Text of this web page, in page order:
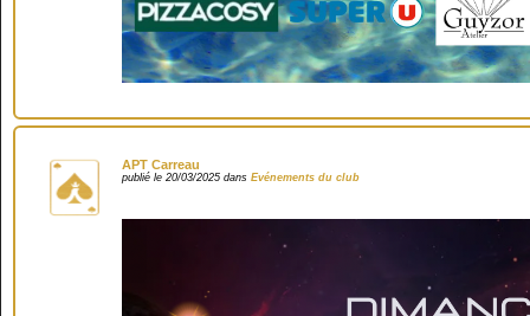
APT Carreau
publié le 20/03/2025 dans Evénements du club